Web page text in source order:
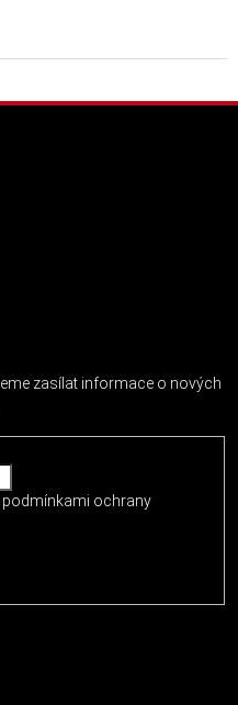
zasílat informace o nových
podmínkami ochrany